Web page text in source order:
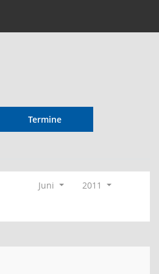
Termine
Juni
2011